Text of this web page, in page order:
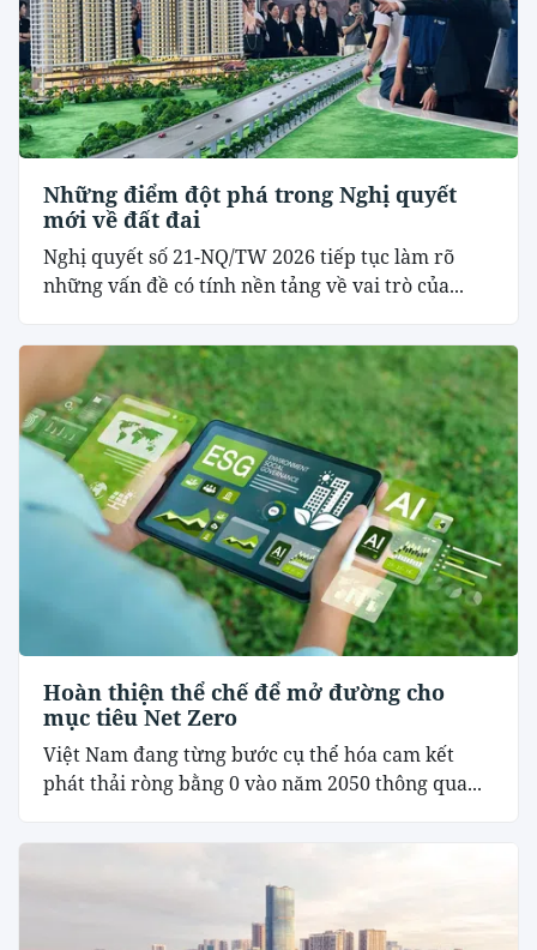
Những điểm đột phá trong Nghị quyết
mới về đất đai
Nghị quyết số 21-NQ/TW 2026 tiếp tục làm rõ
những vấn đề có tính nền tảng về vai trò của...
Hoàn thiện thể chế để mở đường cho
mục tiêu Net Zero
Việt Nam đang từng bước cụ thể hóa cam kết
phát thải ròng bằng 0 vào năm 2050 thông qua...